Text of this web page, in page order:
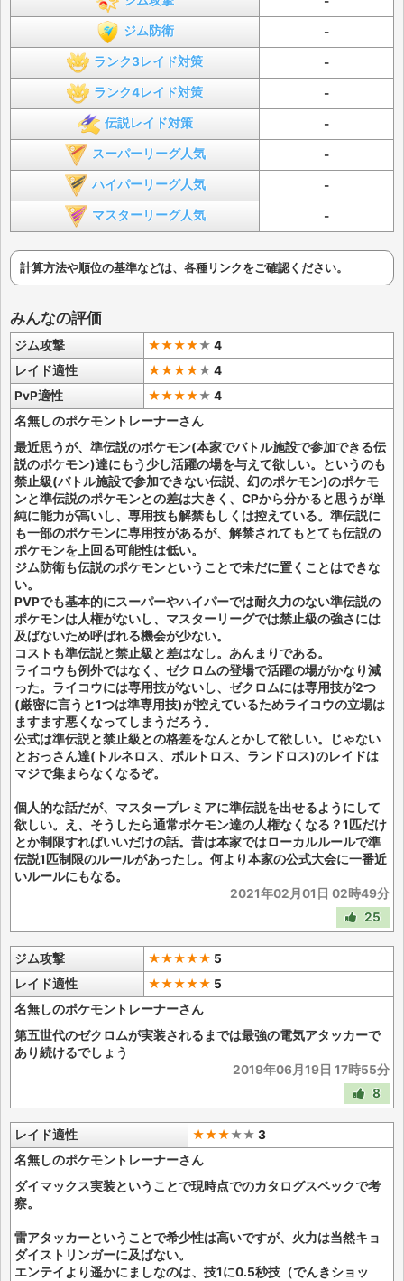
ジム防衛 -
ランク3レイド対策 -
ランク4レイド対策 -
伝説レイド対策 -
スーパーリーグ人気 -
ハイパーリーグ人気 -
マスターリーグ人気 -
計算方法や順位の基準などは、各種リンクをご確認ください。
みんなの評価
ジム攻撃 ★★★★★ 4
レイド適性
★★★★★ 4
PvP適性
★★★★★ 4
名無しのポケモントレーナーさん
最近思うが、準伝説のポケモン(本家でバトル施設で参加できる伝
説のポケモン)達にもう少し活躍の場を与えて欲しい。というのも
禁止級(バトル施設で参加できない伝説、幻のポケモン)のポケモ
ンと準伝説のポケモンとの差は大きく、CPから分かると思うが単
純に能力が高いし、専用技も解禁もしくは控えている。準伝説に
も一部のポケモンに専用技があるが、解禁されてもとても伝説の
ポケモンを上回る可能性は低い。
ジム防衛も伝説のポケモンということで未だに置くことはできな
い。
PVPでも基本的にスーパーやハイパーでは耐久力のない準伝説の
ポケモンは人権がないし、マスターリーグでは禁止級の強さには
及ばないため呼ばれる機会が少ない。
コストも準伝説と禁止級と差はなし。あんまりである。
ライコウも例外ではなく、ゼクロムの登場で活躍の場がかなり減
った。ライコウには専用技がないし、ゼクロムには専用技が2つ
(厳密に言うと1つは準専用技)が控えているためライコウの立場は
ますます悪くなってしまうだろう。
公式は準伝説と禁止級との格差をなんとかして欲しい。じゃない
とおっさん達(トルネロス、ボルトロス、ランドロス)のレイドは
マジで集まらなくなるぞ。
個人的な話だが、マスタープレミアに準伝説を出せるようにして
欲しい。え、そうしたら通常ポケモン達の人権なくなる？1匹だけ
とか制限すればいいだけの話。昔は本家ではローカルルールで準
伝説1匹制限のルールがあったし。何より本家の公式大会に一番近
いルールにもなる。
2021年02月01日 02時49分
25
ジム攻撃 ★★★★★ 5
レイド適性
★★★★★ 5
名無しのポケモントレーナーさん
第五世代のゼクロムが実装されるまでは最強の電気アタッカーで
あり続けるでしょう
2019年06月19日 17時55分
8
レイド適性 ★★★★★ 3
名無しのポケモントレーナーさん
ダイマックス実装ということで現時点でのカタログスペックで考
察。
雷アタッカーということで希少性は高いですが、火力は当然キョ
ダイストリンガーに及ばない。
エンテイより遥かにましなのは、技1に0.5秒技（でんきショッ